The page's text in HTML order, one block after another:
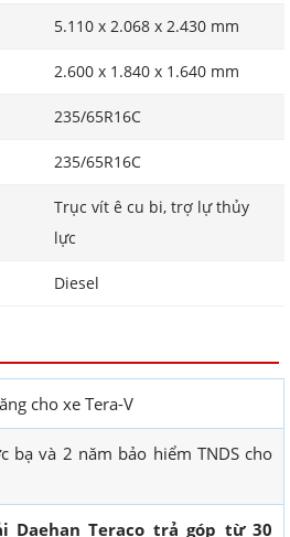
5.110 x 2.068 x 2.430 mm
2.600 x 1.840 x 1.640 mm
235/65R16C
235/65R16C
Trục vít ê cu bi, trợ lự thủy
lực
Diesel
cho xe Tera-V
bạ và 2 năm bảo hiểm TNDS cho
Daehan Teraco trả góp từ 30